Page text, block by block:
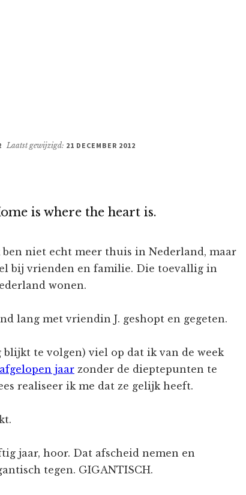
Laatst gewijzigd: 21 DECEMBER 2012
is where the heart is.
ben niet echt meer thuis in Nederland, maar
bij vrienden en familie. Die toevallig in
wonen.
lang met vriendin J. geshopt en gegeten.
blijkt te volgen) viel op dat ik van de week
jaar zonder de dieptepunten te
realiseer ik me dat ze gelijk heeft.
jaar, hoor. Dat afscheid nemen en
tegen. GIGANTISCH.